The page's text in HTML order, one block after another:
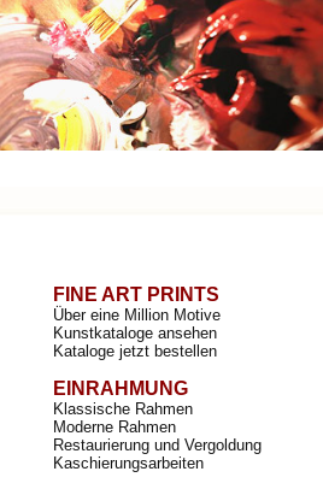
FINE ART PRINTS
Über eine Million Motive
Kunstkataloge ansehen
Kataloge jetzt bestellen
EINRAHMUNG
Klassische Rahmen
Moderne Rahmen
Restaurierung und Vergoldung
Kaschierungsarbeiten